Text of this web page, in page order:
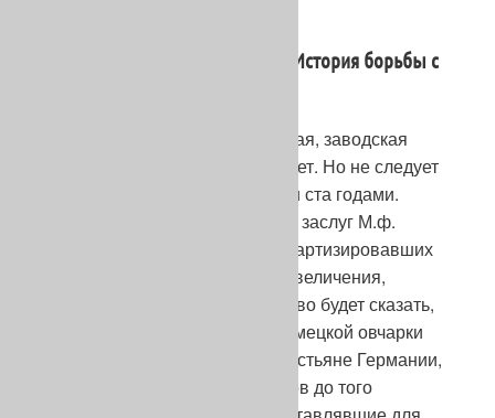
Немецкая овчарка в Германии. История борьбы с
Немецкая овчарка как культурная, заводская
порода существует менее ста лет. Но не следует
ограничивать ее историю этими ста годами.
Ничуть не умаляя выдающихся заслуг М.ф.
Штефаница и А. Мейера, стандартизировавших
эту породу в 1899 г. и, без преувеличения,
открывших ее миру, справедливо будет сказать,
что истинными создателями немецкой овчарки
были безвестные пастухи и крестьяне Германии,
на протяжении нескольких веков до того